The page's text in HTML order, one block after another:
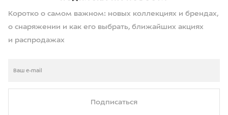
Коротко о самом важном: новых коллекциях и брендах,
о снаряжении и как его выбрать, ближайших акциях
и распродажах
Подписаться